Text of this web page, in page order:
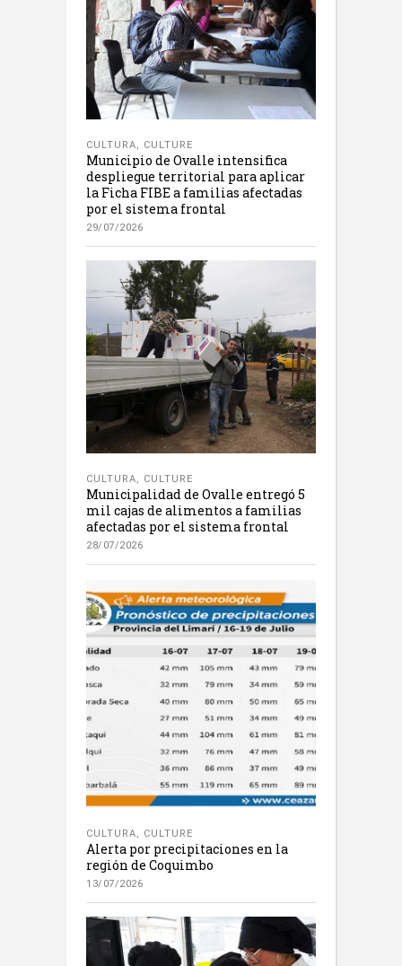
CULTURA, CULTURE
Municipio de Ovalle intensifica
despliegue territorial para aplicar
la Ficha FIBE a familias afectadas
por el sistema frontal
29/07/2026
CULTURA, CULTURE
Municipalidad de Ovalle entregó 5
mil cajas de alimentos a familias
afectadas por el sistema frontal
28/07/2026
CULTURA, CULTURE
Alerta por precipitaciones en la
región de Coquimbo
13/07/2026